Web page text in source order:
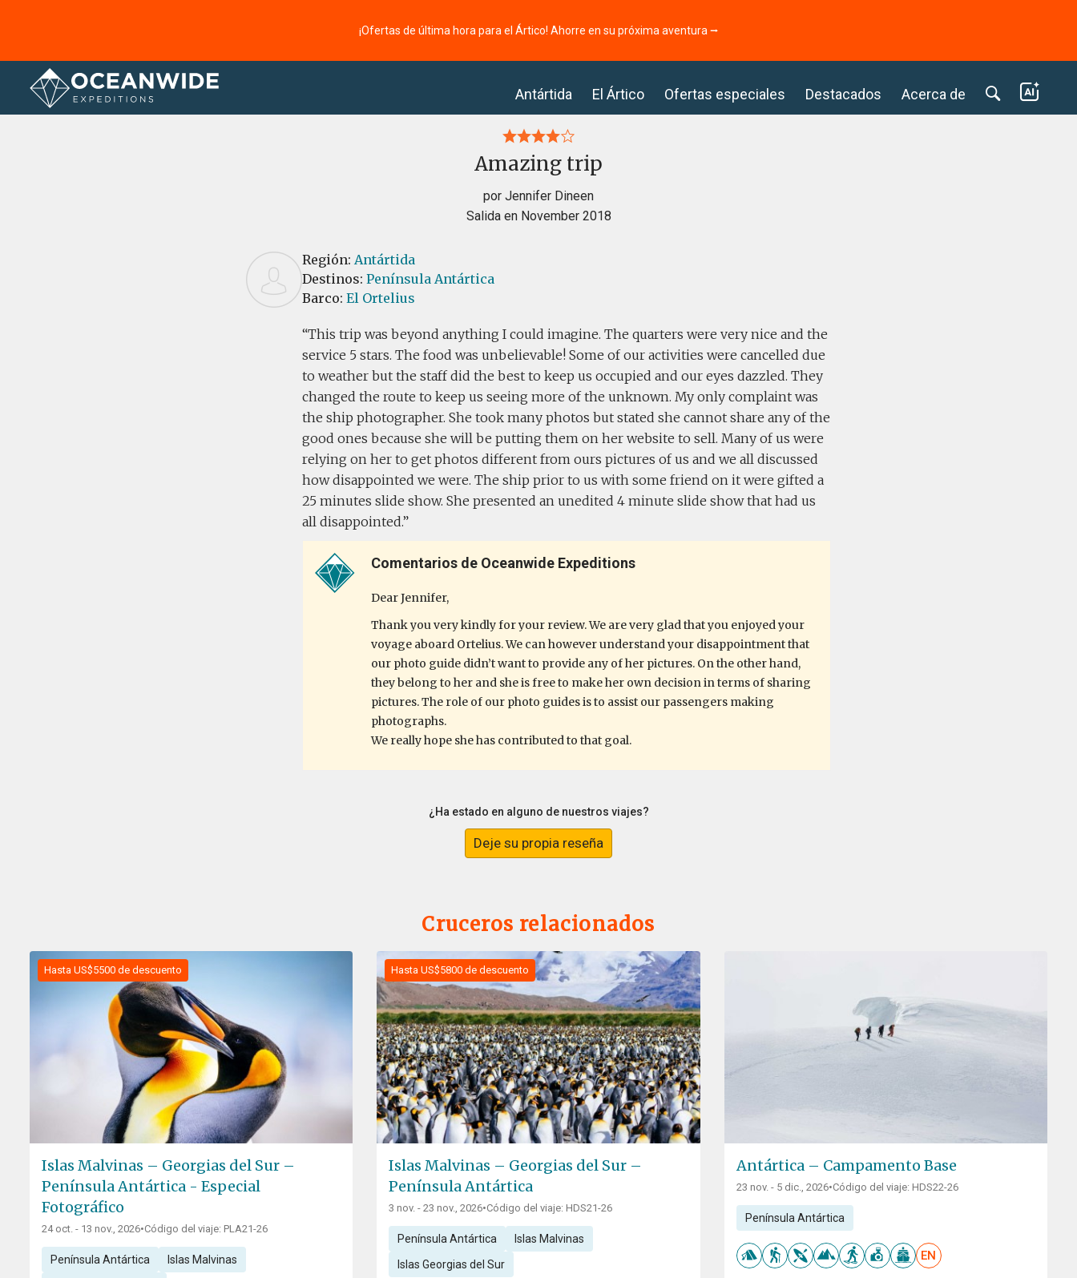
¡Ofertas de última hora para el Ártico! Ahorre en su próxima aventura ⭢
Antártida El Ártico Ofertas especiales Destacados Acerca de
Página principal Reseñas
Amazing trip
por Jennifer Dineen
Salida en November 2018
Región: Antártida
Destinos: Península Antártica
Barco: El Ortelius
This trip was beyond anything I could imagine. The quarters were very nice and the
service 5 stars. The food was unbelievable! Some of our activities were cancelled due
to weather but the staff did the best to keep us occupied and our eyes dazzled. They
changed the route to keep us seeing more of the unknown. My only complaint was
the ship photographer. She took many photos but stated she cannot share any of the
good ones because she will be putting them on her website to sell. Many of us were
relying on her to get photos different from ours pictures of us and we all discussed
how disappointed we were. The ship prior to us with some friend on it were gifted a
25 minutes slide show. She presented an unedited 4 minute slide show that had us
all disappointed.
Comentarios de Oceanwide Expeditions
Dear Jennifer,
Thank you very kindly for your review. We are very glad that you enjoyed your
voyage aboard Ortelius. We can however understand your disappointment that
our photo guide didn’t want to provide any of her pictures. On the other hand,
they belong to her and she is free to make her own decision in terms of sharing
pictures. The role of our photo guides is to assist our passengers making
photographs.
We really hope she has contributed to that goal.
¿Ha estado en alguno de nuestros viajes?
Deje su propia reseña
Cruceros relacionados
Hasta US$5500 de descuento
Islas Malvinas – Georgias del Sur –
Península Antártica - Especial
Fotográfico
24 oct. - 13 nov., 2026•Código del viaje: PLA21-26
Península Antártica Islas Malvinas
Hasta US$5800 de descuento
Islas Malvinas – Georgias del Sur –
Península Antártica
3 nov. - 23 nov., 2026•Código del viaje: HDS21-26
Península Antártica Islas Malvinas
Islas Georgias del Sur
Antártica – Campamento Base
23 nov. - 5 dic., 2026•Código del viaje: HDS22-26
Península Antártica
EN